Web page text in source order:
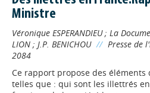
Ministre
Véronique ESPERANDIEU; La
LION ; J.P. BENICHOU // Presse de
2084
Ce rapport propose des
telles que : qui sont les illettrés